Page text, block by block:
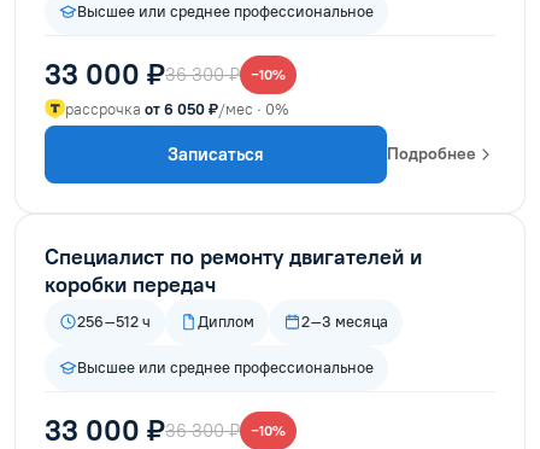
Высшее или среднее профессиональное
33 000 ₽36 300 ₽ −10%
рассрочка от 6 050 ₽/мес · 0%
Записаться Подробнее
Специалист по ремонту двигателей и
коробки передач
256–512 ч Диплом 2–3 месяца
Высшее или среднее профессиональное
33 000 ₽36 300 ₽ −10%